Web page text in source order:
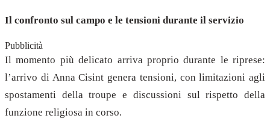
Il confronto sul campo e le tensioni durante il servizio
Pubblicità
Il momento più delicato arriva proprio durante le riprese:
l’arrivo di Anna Cisint genera tensioni, con limitazioni agli
spostamenti della troupe e discussioni sul rispetto della
funzione religiosa in corso.